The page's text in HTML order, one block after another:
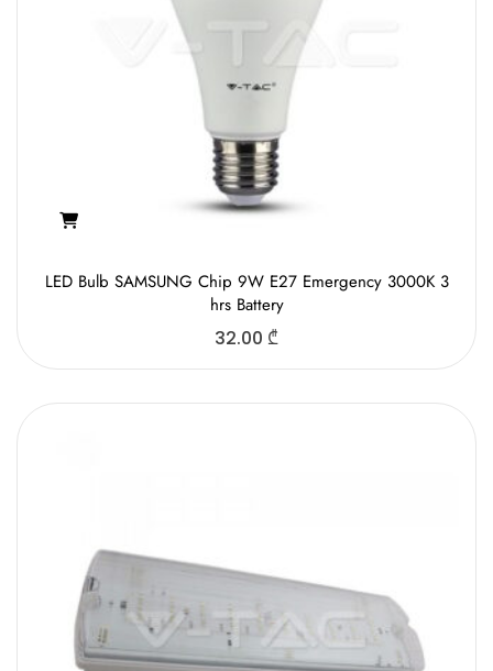
LED Bulb SAMSUNG Chip 9W E27 Emergency 3000K 3
hrs Battery
32.00 ₾